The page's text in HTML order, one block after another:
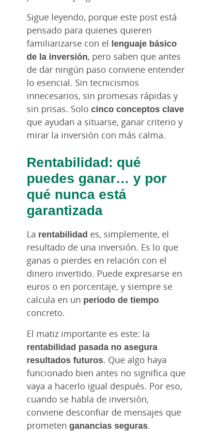
Sigue leyendo, porque este post está
pensado para quienes quieren
familiarizarse con el lenguaje básico
de la inversión, pero saben que antes
de dar ningún paso conviene entender
lo esencial. Sin tecnicismos
innecesarios, sin promesas rápidas y
sin prisas. Solo cinco conceptos clave
que ayudan a situarse, ganar criterio y
mirar la inversión con más calma.
Rentabilidad: qué
puedes ganar… y por
qué nunca está
garantizada
La rentabilidad es, simplemente, el
resultado de una inversión. Es lo que
ganas o pierdes en relación con el
dinero invertido. Puede expresarse en
euros o en porcentaje, y siempre se
calcula en un periodo de tiempo
concreto.
El matiz importante es este: la
rentabilidad pasada no asegura
resultados futuros. Que algo haya
funcionado bien antes no significa que
vaya a hacerlo igual después. Por eso,
cuando se habla de inversión,
conviene desconfiar de mensajes que
prometen ganancias seguras.